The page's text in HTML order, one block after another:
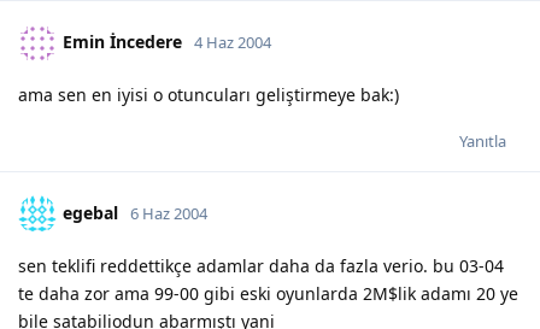
Emin İncedere 4 Haz 2004
ama sen en iyisi o otuncuları geliştirmeye bak:)
Yanıtla
egebal 6 Haz 2004
sen teklifi reddettikçe adamlar daha da fazla verio. bu 03-04
te daha zor ama 99-00 gibi eski oyunlarda 2M$lik adamı 20 ye
bile satabiliodun abarmıştı yani